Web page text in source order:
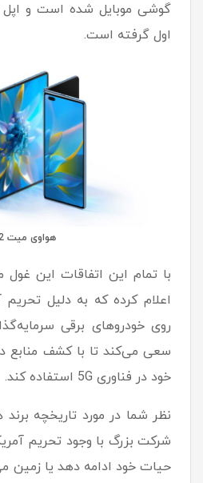
گوشی موبایل شده است و اپل
اول گرفته است.
هواوی میت X2
با تمام این اتفاقات این غول
اعلام کرده که به دلیل
روی خودروهای برقی
سعی می‌کند تا با کشف منابع
خود در فناوری 5G استفاده کند.
نظر شما در مورد تاریخچه
شرکت بزرگ با وجود تحریم
حیات خود ادامه دهد یا زمین